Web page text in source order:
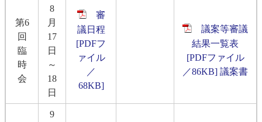
第6
回
臨
時
会
8
月
17
日
～
18
日
審
議日程
[PDFフ
ァイル
／
68KB]
議案等審議
結果一覧表
[PDFファイル
／86KB] 議案書
9